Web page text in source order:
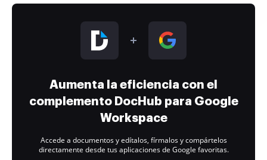
Aumenta la eficiencia con el
complemento DocHub para Google
Workspace
Accede a documentos y edítalos, fírmalos y compártelos
directamente desde tus aplicaciones de Google favoritas.